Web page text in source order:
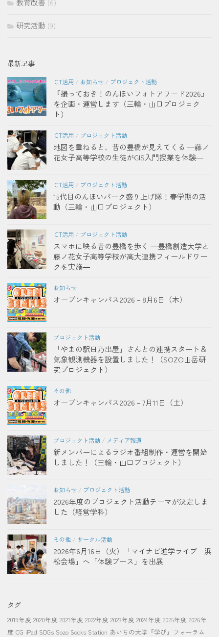
教育改善 (6)
研究活動 (9)
最新記事
ICT活用 / お知らせ / プロジェクト活動
『撮っておき！のんほいフォトアワード2026』
を企画・運営します（三輪・山口プロジェク
ト）
ICT活用 / プロジェクト活動
地図を重ねると、昔の豊橋が見えてくる ―藤ノ
花女子高等学校の生徒がGIS入門授業を体験―
ICT活用 / プロジェクト活動
15代目のんほいパーク盛り上げ隊！春学期の活
動（三輪・山口プロジェクト）
ICT活用 / プロジェクト活動
スマホに映る昔の豊橋を歩く ―豊橋創造大学と
藤ノ花女子高等学校が高大連携フィールドワー
クを実施―
お知らせ
オープンキャンパス2026－8月6日（木）
プロジェクト活動
「やまの駅日乃出屋」さんとの連携スタート＆
気象観測機器を設置しました！（SOZO山岳研
究プロジェクト）
その他
オープンキャンパス2026－7月11日（土）
プロジェクト活動 / メディア報道
新メンバーによるラジオ番組制作・運営を開始
しました！（三輪・山口プロジェクト）
お知らせ / プロジェクト活動
2026年度のプロジェクト活動テーマが決定しま
した（経営学科）
その他 / サークル活動
2026年6月16日（火）「マイナビ進学ライブ 浜
松会場」へ「体験ブース」を出展
タグ
2019年度 2020年度 2021年度 2022年度 2023年度 2024年度 2025年度 2026年
度 CG iPad SDGs Sozo Socks Station あいちの大学『学び』フォーラム